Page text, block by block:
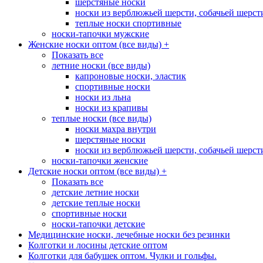
шерстяные носки
носки из верблюжьей шерсти, собачьей
теплые носки спортивные
носки-тапочки мужские
Женские носки оптом (все виды) +
Показать все
летние носки (все виды)
капроновые носки, эластик
спортивные носки
носки из льна
носки из крапивы
теплые носки (все виды)
носки махра внутри
шерстяные носки
носки из верблюжьей шерсти, собачьей
носки-тапочки женские
Детские носки оптом (все виды) +
Показать все
детские летние носки
детские теплые носки
спортивные носки
носки-тапочки детские
Медицинские носки, лечебные носки без резинки
Колготки и лосины детские оптом
Колготки для бабушек оптом. Чулки и гольфы.